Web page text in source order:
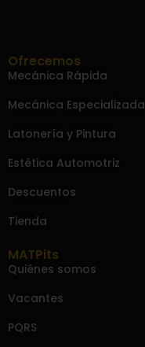
Ofrecemos
Mecánica Rápida
Mecánica Especializada
Latonería y Pintura
Estética Automotriz
Descuentos
Tienda
MATPits
Quiénes somos
Vacantes
PQRS